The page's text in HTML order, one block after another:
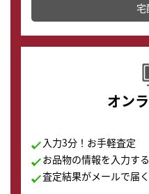
配送でも簡単&安全に査
す。
宅
オン
入力3分！お手軽査定
お品物の情報を入力す
査定結果がメールで届